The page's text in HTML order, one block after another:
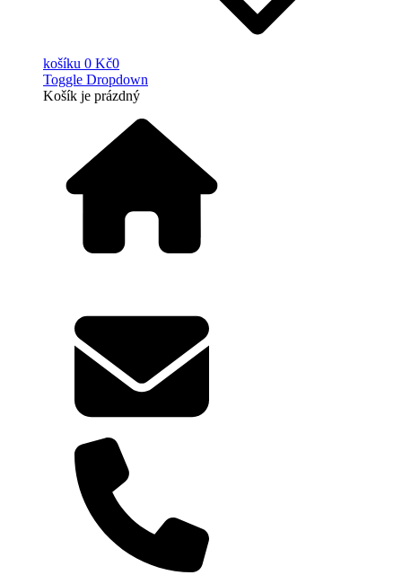
košíku 0 Kč0
Toggle Dropdown
Košík je prázdný